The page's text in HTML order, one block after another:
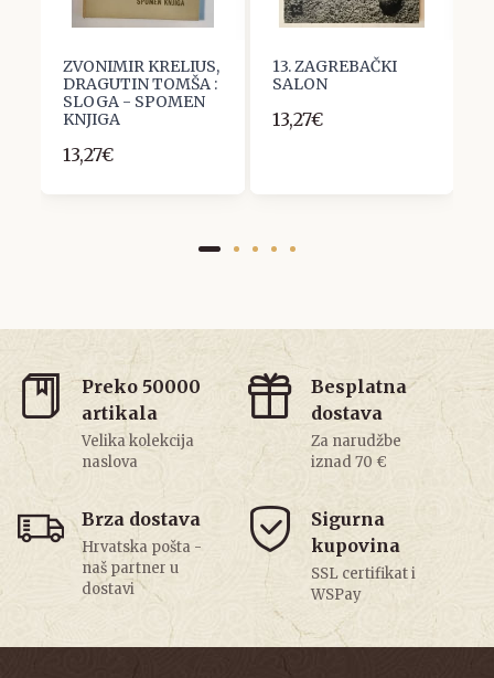
ZVONIMIR KRELIUS,
DRAGUTIN TOMŠA :
SLOGA - SPOMEN
KNJIGA
13,27€
13. ZAGREBAČKI
SALON
13,27€
Preko 50000
artikala
Velika kolekcija
naslova
Besplatna
dostava
Za narudžbe
iznad 70 €
Brza dostava
Hrvatska pošta -
naš partner u
dostavi
Sigurna
kupovina
SSL certifikat i
WSPay